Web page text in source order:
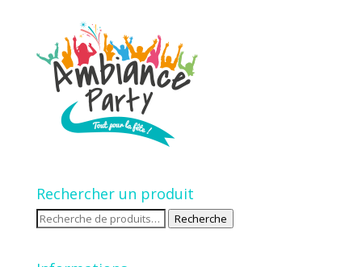
Rechercher un produit
Recherche
Recherche